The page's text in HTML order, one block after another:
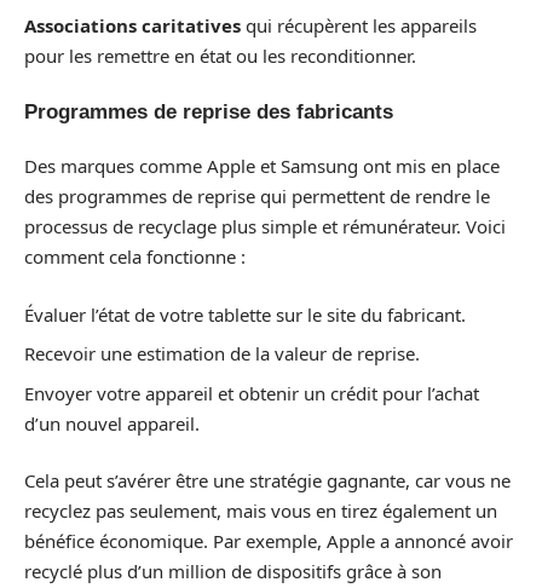
Associations caritatives qui récupèrent les appareils
pour les remettre en état ou les reconditionner.
Programmes de reprise des fabricants
Des marques comme Apple et Samsung ont mis en place
des programmes de reprise qui permettent de rendre le
processus de recyclage plus simple et rémunérateur. Voici
comment cela fonctionne :
Évaluer l’état de votre tablette sur le site du fabricant.
Recevoir une estimation de la valeur de reprise.
Envoyer votre appareil et obtenir un crédit pour l’achat
d’un nouvel appareil.
Cela peut s’avérer être une stratégie gagnante, car vous ne
recyclez pas seulement, mais vous en tirez également un
bénéfice économique. Par exemple, Apple a annoncé avoir
recyclé plus d’un million de dispositifs grâce à son